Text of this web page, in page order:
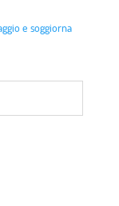
e soggiorna